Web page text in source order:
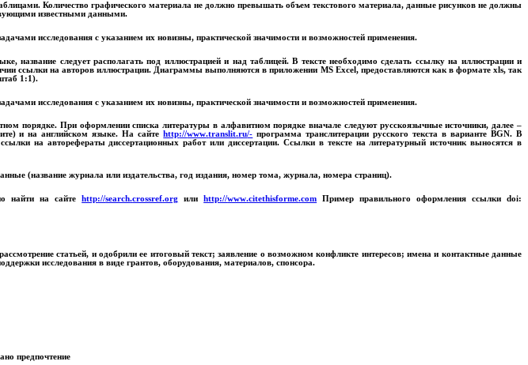
Количество графического материала не должно превышать объем текстового материала, данные рисунков не должны
известными данными.
исследования с указанием их новизны, практической значимости и возможностей применения.
название следует располагать под иллюстрацией и над таблицей. В тексте необходимо сделать ссылку на иллюстрации и
ссылки на авторов иллюстрации. Диаграммы выполняются в приложении MS Excel, предоставляются как в формате xls, так
1:1).
исследования с указанием их новизны, практической значимости и возможностей применения.
порядке. При оформлении списка литературы в алфавитном порядке вначале следуют русскоязычные источники, далее –
и на английском языке. На сайте http://www.translit.ru/- программа транслитерации русского текста в вариантеBGN. В
на авторефераты диссертационных работ или диссертации. Ссылки в тексте на литературный источник выносятся в
(название журнала или издательства, год издания, номер тома, журнала, номера страниц).
найти на сайте http://search.crossref.org или http://www.citethisforme.com Пример правильного оформления ссылкиdoi:
статьей, и одобрили ее итоговый текст; заявление о возможном конфликте интересов; имена и контактные данные
исследования в виде грантов, оборудования, материалов, спонсора.
предпочтение